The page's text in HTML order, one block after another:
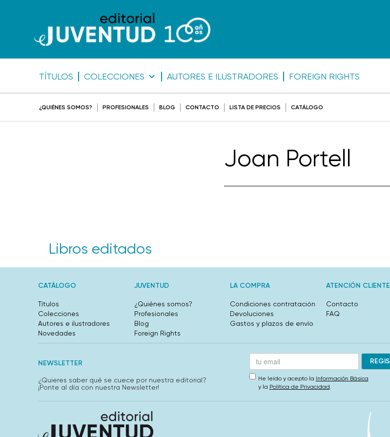
TÍTULOS COLECCIONES AUTORES E ILUSTRADORES FOREIGN RIGHTS
¿QUIÉNES SOMOS? PROFESIONALES BLOG CONTACTO LISTA DE PRECIOS CATÁLOGO
Joan Portell
Libros editados
CATÁLOGO
Títulos
Colecciones
Autores e ilustradores
Novedades
JUVENTUD
¿Quiénes somos?
Profesionales
Blog
Foreign Rights
LA COMPRA
Condiciones contratación
Devoluciones
Gastos y plazos de envío
ATENCIÓN CLIENTE
Contacto
FAQ
NEWSLETTER
¿Quieres saber qué se cuece por nuestra editorial?
¡Ponte al día con nuestra Newsletter!
He leído y acepto la Información Básica
y la Política de Privacidad.